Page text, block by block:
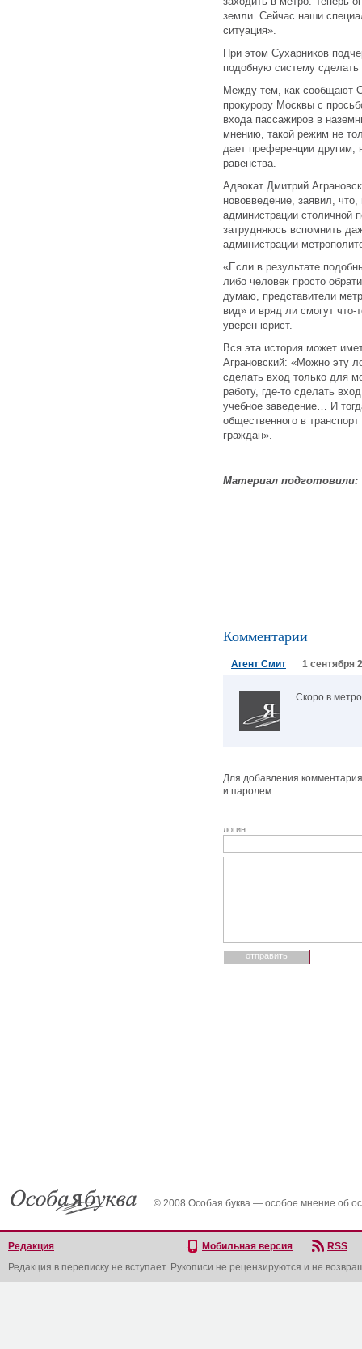
земли. Сейчас наши
ситуация».
При этом Сухарников
подобную систему сделать
Между тем, как сообщают
прокурору Москвы с
входа пассажиров в
мнению, такой режим не
дает преференции другим,
равенства.
Адвокат Дмитрий
нововведение, заявил,
администрации столичной
затрудняюсь вспомнить
администрации
«Если в результате
либо человек просто
думаю, представители
вид» и вряд ли смогут
уверен юрист.
Вся эта история может
Аграновский: «Можно эту
сделать вход только для
работу, где-то сделать
учебное заведение… И
общественного в
граждан».
Материал подготовили:
Комментарии
Агент Смит 1 сентября
Скоро в
Для добавления
и паролем.
логин
© 2008 Особая буква — особое мнение об
Редакция Мобильная версия
RSS
Редакция в переписку не вступает. Рукописи не рецензируются и не